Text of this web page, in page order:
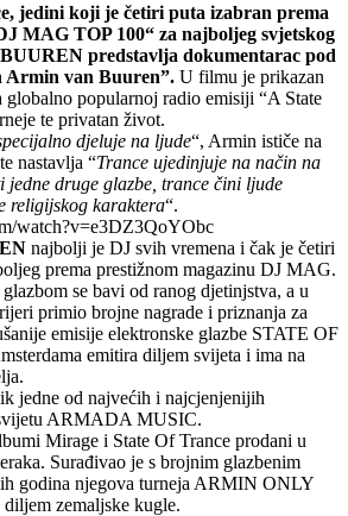
jedini koji je četiri puta izabran prema
MAG TOP 100“ za najboljeg svjetskog
predstavlja dokumentarac pod
Armin van Buuren”. U filmu je prikazan
globalno popularnoj radio emisiji “A State
te privatan život.
djeluje na ljude“, Armin ističe na
nastavlja “Trance ujedinjuje na način na
druge glazbe, trance čini ljude
religijskog karaktera“.
watch?v=e3DZ3QoYObc
najbolji je DJ svih vremena i čak je četiri
prema prestižnom magazinu DJ MAG.
se bavi od ranog djetinjstva, a u
primio brojne nagrade i priznanja za
emisije elektronske glazbe STATE OF
emitira diljem svijeta i ima na
jedne od najvećih i najcjenjenijih
ARMADA MUSIC.
Mirage i State Of Trance prodani u
Surađivao je s brojnim glazbenim
godina njegova turneja ARMIN ONLY
zemaljske kugle.